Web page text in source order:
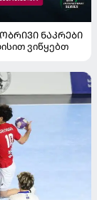
ᲜᲐᲙᲠᲔᲑᲘ
ვიწყებთ